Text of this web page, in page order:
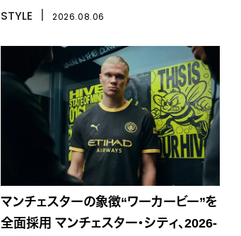
STYLE 2026.08.06
マンチェスターの象徴“ワーカービー”を
全面採用 マンチェスター・シティ、2026-